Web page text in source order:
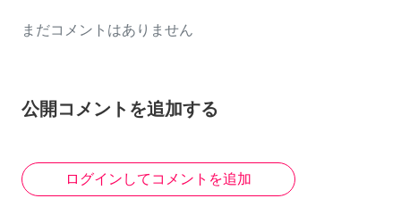
まだコメントはありません
公開コメントを追加する
ログインしてコメントを追加